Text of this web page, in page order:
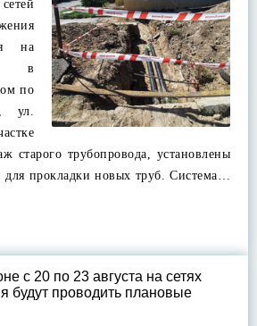
на
в
по
ул.
старого трубопровода, установлены
для прокладки новых труб. Система…
с 20 по 23 августа на сетях
будут проводить плановые